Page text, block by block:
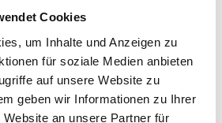
Cookies
um Inhalte und Anzeigen zu
für soziale Medien anbieten
auf unsere Website zu
geben wir Informationen zu Ihrer
an unsere Partner für
FÜR